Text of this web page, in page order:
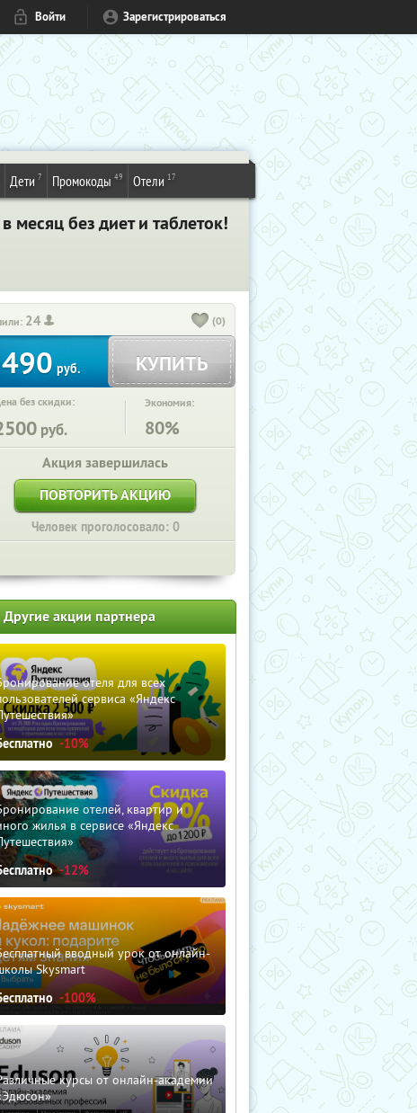
Войти Зарегистрироваться
Дети 7 Промокоды 49 Отели 17
месяц без диет и таблеток!
24 (0)
490 руб. КУПИТЬ
без скидки:
руб.
Экономия:
80%
Акция завершилась
ПОВТОРИТЬ АКЦИЮ
Человек проголосовало: 0
Другие акции партнера
отеля для всех
сервиса «Яндекс
-10%
отелей, квартир и
жилья в сервисе «Яндекс
-12%
вводный урок от онлайн-
Skysmart
-100%
курсы от онлайн-академии